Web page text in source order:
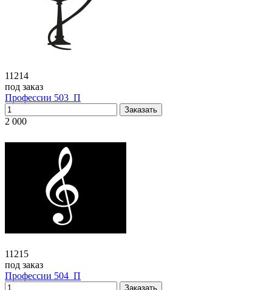
11214
под заказ
Профессии 503_П
2 000
11215
под заказ
Профессии 504_П